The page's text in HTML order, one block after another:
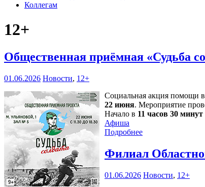
Коллегам
12+
Общественная приёмная «Судьба
01.06.2026 Новости, 12+
Социальная акция помощи
22 июня. Мероприятие
Начало в 11 часов 30 минут
Афиша
Подробнее
Филиал
01.06.2026 Новости, 12+